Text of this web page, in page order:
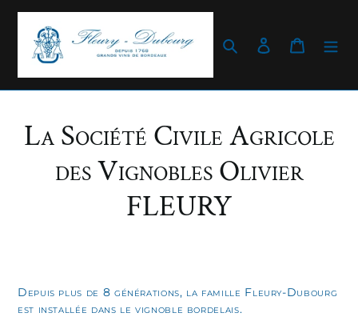
contenu
RechercherSe connecter
Panier
La Société Civile Agricole
des Vignobles Olivier
FLEURY
Depuis plus de 8 générations, la famille Fleury-Dubourg
est installée dans le vignoble bordelais.